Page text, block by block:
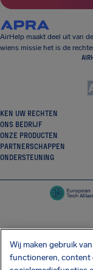
AirHelp maakt deel uit van
wiens missie het is de
KEN UW RECHTEN
ONS BEDRIJF
ONZE PRODUCTEN
PARTNERSCHAPPEN
ONDERSTEUNING
Wij maken gebruik
functioneren, content